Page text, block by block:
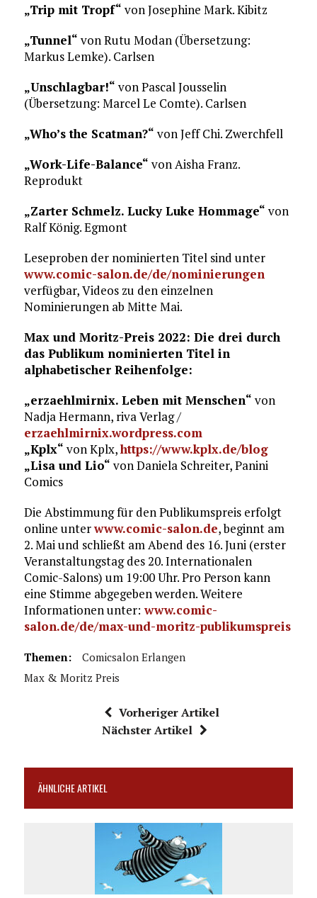
„Trip mit Tropf“ von Josephine Mark. Kibitz
„Tunnel“ von Rutu Modan (Übersetzung:
Markus Lemke). Carlsen
„Unschlagbar!“ von Pascal Jousselin
(Übersetzung: Marcel Le Comte). Carlsen
„Who’s the Scatman?“ von Jeff Chi. Zwerchfell
„Work-Life-Balance“ von Aisha Franz.
Reprodukt
„Zarter Schmelz. Lucky Luke Hommage“ von
Ralf König. Egmont
Leseproben der nominierten Titel sind unter
www.comic-salon.de/de/nominierungen
verfügbar, Videos zu den einzelnen
Nominierungen ab Mitte Mai.
Max und Moritz-Preis 2022: Die drei durch
das Publikum nominierten Titel in
alphabetischer Reihenfolge:
„erzaehlmirnix. Leben mit Menschen“ von
Nadja Hermann, riva Verlag /
erzaehlmirnix.wordpress.com
„Kplx“ von Kplx,https://www.kplx.de/blog
„Lisa und Lio“ von Daniela Schreiter, Panini
Comics
Die Abstimmung für den Publikumspreis erfolgt
online unterwww.comic-salon.de, beginnt am
2. Mai und schließt am Abend des 16. Juni (erster
Veranstaltungstag des 20. Internationalen
Comic-Salons) um 19:00 Uhr. Pro Person kann
eine Stimme abgegeben werden. Weitere
Informationen unter: www.comic-
salon.de/de/max-und-moritz-publikumspreis
Themen:
Comicsalon Erlangen
Max & Moritz Preis
Vorheriger Artikel
Nächster Artikel
ÄHNLICHE ARTIKEL